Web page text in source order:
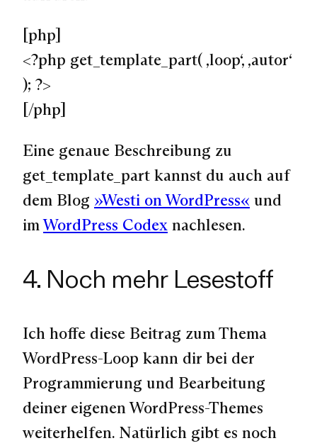
[php]
<?php get_template_part( ‚loop‘, ‚autor‘
); ?>
[/php]
Eine genaue Beschreibung zu
get_template_part kannst du auch auf
dem Blog »Westi on WordPress« und
imWordPress Codex nachlesen.
4. Noch mehr Lesestoff
Ich hoffe diese Beitrag zum Thema
WordPress-Loop kann dir bei der
Programmierung und Bearbeitung
deiner eigenen WordPress-Themes
weiterhelfen. Natürlich gibt es noch